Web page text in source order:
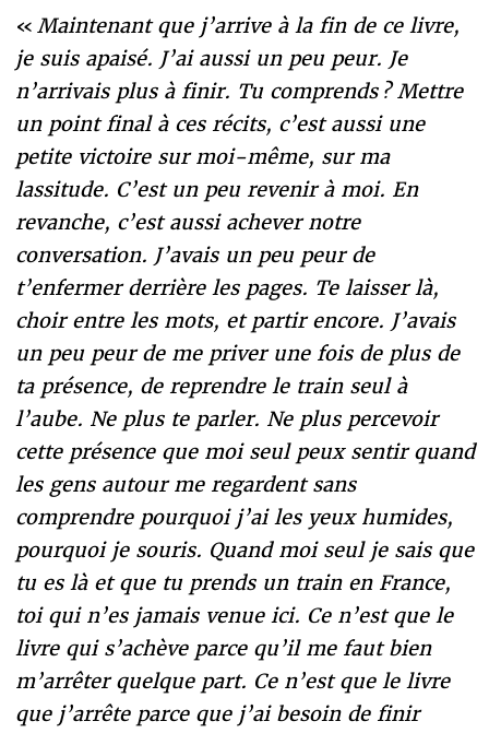
« Maintenant que j’arrive à la fin de ce livre,
je suis apaisé. J’ai aussi un peu peur. Je
n’arrivais plus à finir. Tu comprends ? Mettre
un point final à ces récits, c’est aussi une
petite victoire sur moi-même, sur ma
lassitude. C’est un peu revenir à moi. En
revanche, c’est aussi achever notre
conversation. J’avais un peu peur de
t’enfermer derrière les pages. Te laisser là,
choir entre les mots, et partir encore. J’avais
un peu peur de me priver une fois de plus de
ta présence, de reprendre le train seul à
l’aube. Ne plus te parler. Ne plus percevoir
cette présence que moi seul peux sentir quand
les gens autour me regardent sans
comprendre pourquoi j’ai les yeux humides,
pourquoi je souris. Quand moi seul je sais que
tu es là et que tu prends un train en France,
toi qui n’es jamais venue ici. Ce n’est que le
livre qui s’achève parce qu’il me faut bien
m’arrêter quelque part. Ce n’est que le livre
que j’arrête parce que j’ai besoin de finir